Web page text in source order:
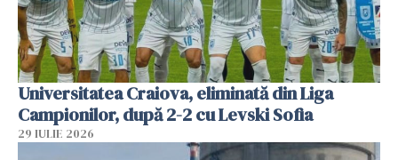
Universitatea Craiova, eliminată din Liga
Campionilor, după 2-2 cu Levski Sofia
29 IULIE 2026